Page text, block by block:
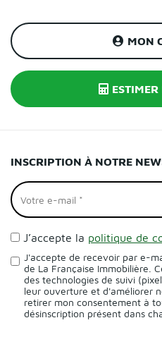
MON
INSCRIPTION À NOTRE
J’accepte la politique de
J'accepte de recevoir par e-
de La Française Immobilière.
des technologies de suivi
leur ouverture et d'améliorer
retirer mon consentement à
désinscription présent dans